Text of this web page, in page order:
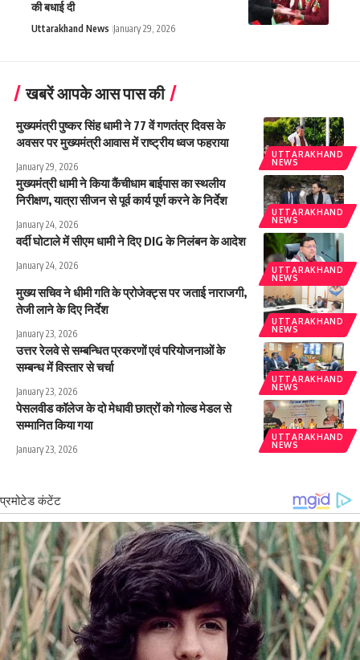
की बधाई दी
Uttarakhand News January 29, 2026
खबरें आपके आस पास की
UTTARAKHAND
NEWS
मुख्यमंत्री पुष्कर सिंह धामी ने 77 वें गणतंत्र दिवस के
अवसर पर मुख्यमंत्री आवास में राष्ट्रीय ध्वज फहराया
January 29, 2026
UTTARAKHAND
NEWS
मुख्यमंत्री धामी ने किया कैंचीधाम बाईपास का स्थलीय
निरीक्षण, यात्रा सीजन से पूर्व कार्य पूर्ण करने के निर्देश
January 24, 2026
UTTARAKHAND
NEWS
वर्दी घोटाले में सीएम धामी ने दिए DIG के निलंबन के आदेश
January 24, 2026
UTTARAKHAND
NEWS
मुख्य सचिव ने धीमी गति के प्रोजेक्ट्स पर जताई नाराजगी,
तेजी लाने के दिए निर्देश
January 23, 2026
UTTARAKHAND
NEWS
उत्तर रेलवे से सम्बन्धित प्रकरणों एवं परियोजनाओं के
सम्बन्ध में विस्तार से चर्चा
January 23, 2026
UTTARAKHAND
NEWS
पेसलवीड कॉलेज के दो मेधावी छात्रों को गोल्ड मेडल से
सम्मानित किया गया
January 23, 2026